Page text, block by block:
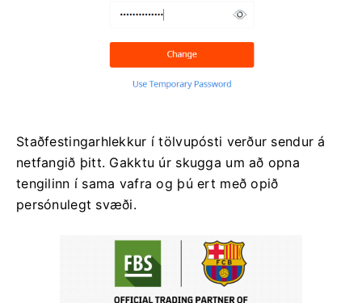
Staðfestingarhlekkur í tölvupósti verður sendur á
netfangið þitt. Gakktu úr skugga um að opna
tengilinn í sama vafra og þú ert með opið
persónulegt svæði.